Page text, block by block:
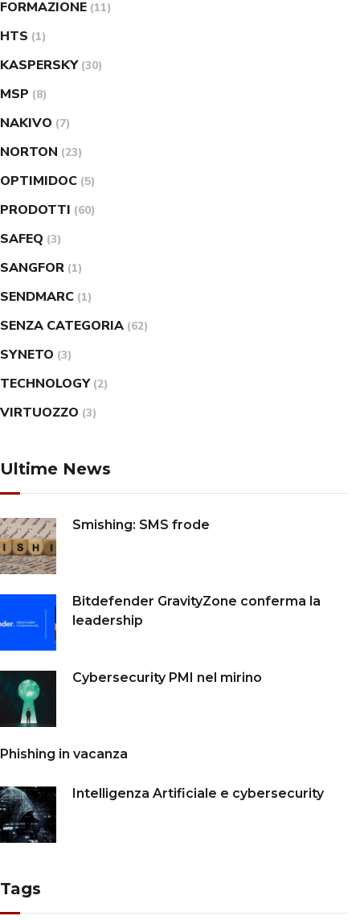
FORMAZIONE (11)
HTS (1)
KASPERSKY (30)
MSP (8)
NAKIVO (7)
NORTON (23)
OPTIMIDOC (5)
PRODOTTI (60)
SAFEQ (3)
SANGFOR (1)
SENDMARC (1)
SENZA CATEGORIA (62)
SYNETO (3)
TECHNOLOGY (2)
VIRTUOZZO (3)
Ultime News
Smishing: SMS frode
Bitdefender GravityZone conferma la
leadership
Cybersecurity PMI nel mirino
Phishing in vacanza
Intelligenza Artificiale e cybersecurity
Tags